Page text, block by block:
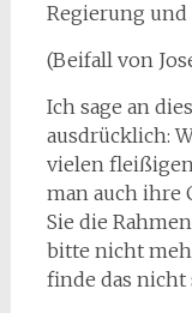
Regierung und
(Beifall von
Ich sage an
ausdrücklich:
vielen
man auch ihre
Sie die
bitte nicht
finde das nicht